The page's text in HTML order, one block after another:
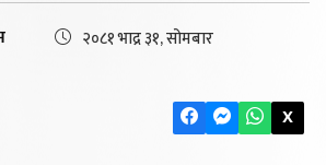
२०८१ भाद्र ३१, सोमबार
X